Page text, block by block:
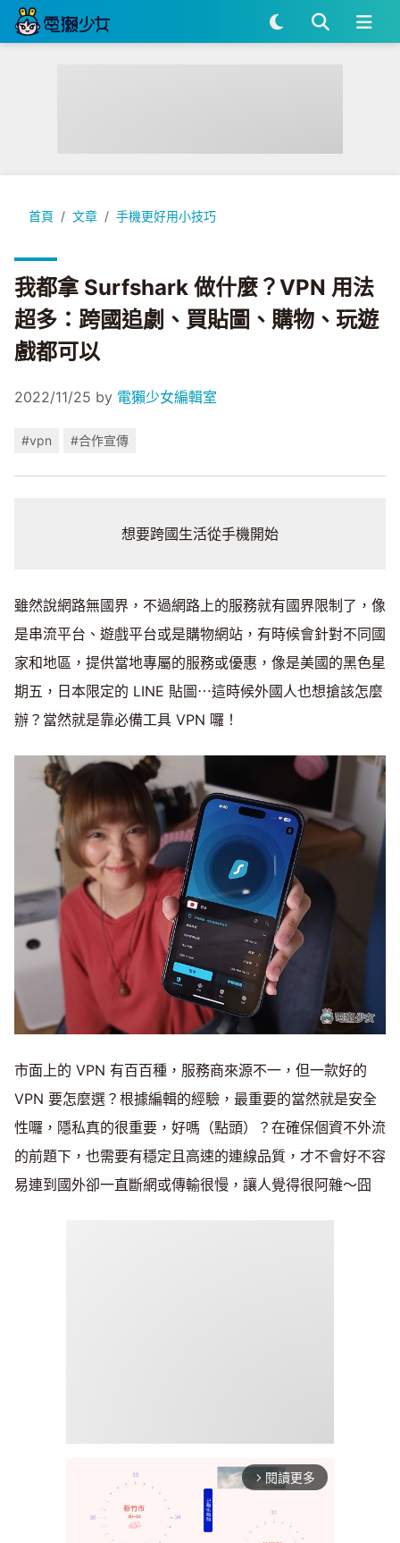
首頁 文章 手機更好用小技巧
我都拿 Surfshark 做什麼？VPN 用法超多：跨國追劇、買貼圖
我都拿 Surfshark 做什麼？VPN 用法
超多：跨國追劇、買貼圖、購物、玩遊
戲都可以
2022/11/25 by 電獺少女編輯室
#vpn #合作宣傳
想要跨國生活從手機開始
雖然說網路無國界，不過網路上的服務就有國界限制了，像
是串流平台、遊戲平台或是購物網站，有時候會針對不同國
家和地區，提供當地專屬的服務或優惠，像是美國的黑色星
期五，日本限定的 LINE 貼圖⋯這時候外國人也想搶該怎麼
辦？當然就是靠必備工具 VPN 囉！
市面上的 VPN 有百百種，服務商來源不一，但一款好的
VPN 要怎麼選？根據編輯的經驗，最重要的當然就是安全
性囉，隱私真的很重要，好嗎（點頭）？在確保個資不外流
的前題下，也需要有穩定且高速的連線品質，才不會好不容
易連到國外卻一直斷網或傳輸很慢，讓人覺得很阿雜～囧
arrow_forward_ios 閱讀更多